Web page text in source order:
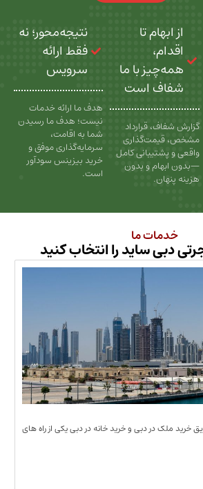
ما
کامل
بدون
نتیجه‌محور؛ نه
فقط ارائه
سرویس
هدف ما ارائه خدمات
نیست؛ هدف ما رسیدن
شما به اقامت،
سرمایه‌گذاری موفق و
خرید بیزینس سودآور
است.
را انتخاب کنید
و خرید خانه در دبی یکی از راه های